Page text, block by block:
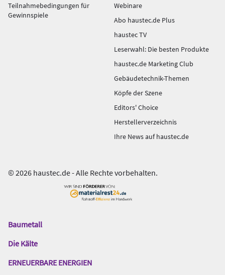
Teilnahmebedingungen für
Gewinnspiele
Webinare
Abo haustec.de Plus
haustec TV
Leserwahl: Die besten Produkte
haustec.de Marketing Club
Gebäudetechnik-Themen
Köpfe der Szene
Editors' Choice
Herstellerverzeichnis
Ihre News auf haustec.de
© 2026 haustec.de - Alle Rechte vorbehalten.
Das
Gentner
Baumetall
Die Kälte
ERNEUERBARE ENERGIEN